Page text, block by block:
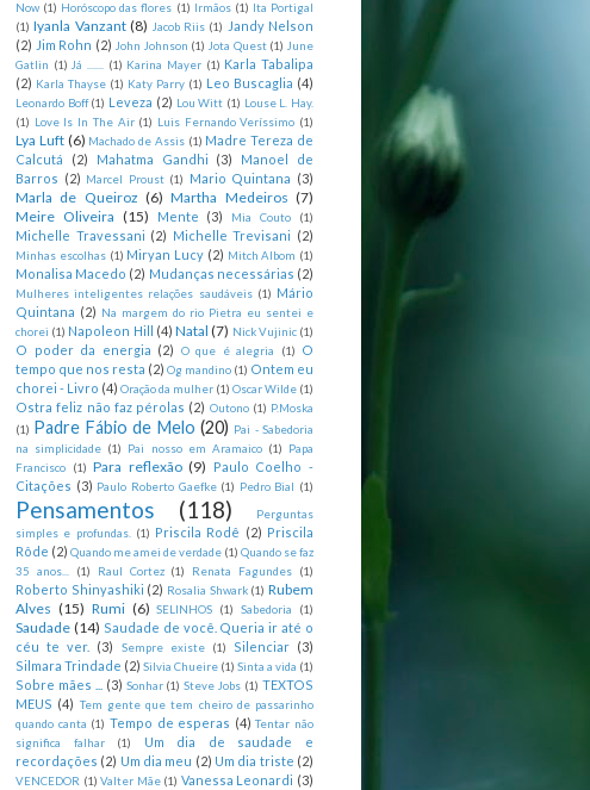
Now (1) Horóscopo das flores (1) Irmãos (1)
Ita Portigal
(1) Iyanla Vanzant (8) Jacob Riis (1)
Jandy Nelson
(2) Jim Rohn (2) John Johnson (1) Jota Quest (1) June
Gatlin (1) Já ....... (1) Karina Mayer (1) Karla Tabalipa
(2) Karla Thayse (1) Katy Parry (1) Leo Buscaglia (4)
Leonardo Boff (1) Leveza (2) Lou Witt (1) Louse L. Hay.
(1)
Love Is In The Air (1) Luis Fernando Veríssimo (1)
Lya Luft (6) Machado de Assis (1) Madre Tereza de
Calcutá
(2) Mahatma Gandhi (3)
Manoel de
Barros (2) Marcel Proust (1) Mario Quintana (3)
Marla de Queiroz (6) Martha Medeiros (7)
Meire Oliveira (15) Mente (3) Mia Couto (1)
Michelle Travessani (2) Michelle Trevisani (2)
Minhas escolhas (1) Miryan Lucy (2) Mitch Albom (1)
Monalisa Macedo (2) Mudanças necessárias (2)
Mulheres inteligentes relações saudáveis (1) Mário
Quintana (2)
Na margem do rio Pietra eu sentei e
chorei (1) Napoleon Hill (4) Natal (7) Nick Vujinic (1)
O poder da energia (2) O que é alegria (1)
O
tempo que nos resta (2) Og mandino (1) Ontem eu
chorei - Livro (4) Oração da mulher (1) Oscar Wilde (1)
Ostra feliz não faz pérolas (2) Outono (1) P.Moska
(1) Padre Fábio de Melo (20)
Pai - Sabedoria
na simplicidade (1) Pai nosso em Aramaico (1)
Papa
Francisco
(1) Para reflexão (9)
Paulo Coelho -
Citações (3) Paulo Roberto Gaefke (1) Pedro Bial (1)
Pensamentos (118)
Perguntas
simples e profundas. (1) Priscila Rodê (2) Priscila
Rôde (2) Quando me amei de verdade (1) Quando se faz
35 anos...
(1) Raul Cortez (1) Renata Fagundes (1)
Roberto Shinyashiki (2) Rosalia Shwark (1) Rubem
Alves (15) Rumi (6) SELINHOS (1) Sabedoria (1)
Saudade (14) Saudade de você. Queria ir até o
céu te ver.
(3) Sempre existe (1) Silenciar (3)
Silmara Trindade (2) Silvia Chueire (1) Sinta a vida (1)
Sobre mães ... (3) Sonhar (1) Steve Jobs (1) TEXTOS
MEUS (4) Tem gente que tem cheiro de passarinho
quando canta (1) Tempo de esperas (4) Tentar não
significa falhar
(1)
Um dia de saudade e
recordações (2) Um dia meu (2) Um dia triste (2)
VENCEDOR (1) Valter Mãe (1) Vanessa Leonardi (3)